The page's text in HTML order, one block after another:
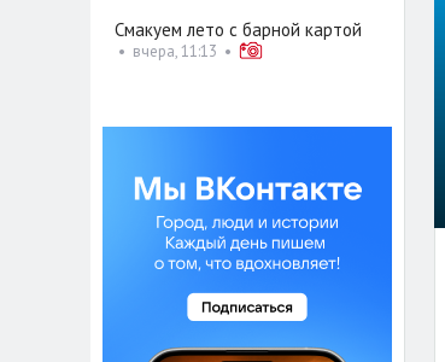
Смакуем лето с барной картой
• вчера, 11:13 •